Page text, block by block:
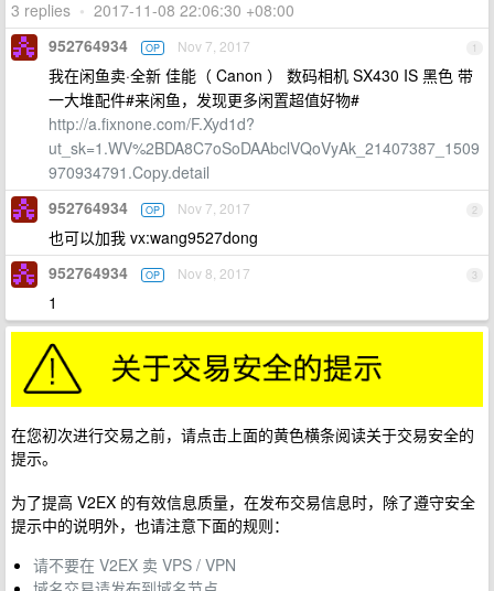
3 replies • 2017-11-08 22:06:30 +08:00
1
952764934 OP Nov 7, 2017
我在闲鱼卖·全新 佳能（ Canon ） 数码相机 SX430 IS 黑色 带
一大堆配件#来闲鱼，发现更多闲置超值好物#
http://a.fixnone.com/F.Xyd1d?
ut_sk=1.WV%2BDA8C7oSoDAAbclVQoVyAk_21407387_1509
970934791.Copy.detail
2
952764934 OP Nov 7, 2017
也可以加我 vx:wang9527dong
3
952764934 OP Nov 8, 2017
1
在您初次进行交易之前，请点击上面的黄色横条阅读关于交易安全的
提示。
为了提高 V2EX 的有效信息质量，在发布交易信息时，除了遵守安全
提示中的说明外，也请注意下面的规则：
请不要在 V2EX 卖 VPS / VPN